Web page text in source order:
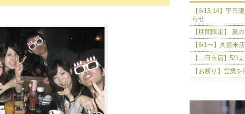
【8/13,14】平日
らせ
【期間限定】 夏
【6/1〜】久留米
【二日市店】5/1
【お断り】営業